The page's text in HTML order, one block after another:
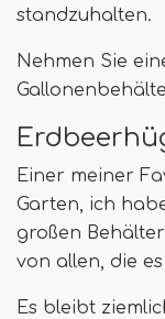
standzuhalten.
Nehmen Sie
Einer meiner
Garten, ich
großen
von allen, die
Es bleibt